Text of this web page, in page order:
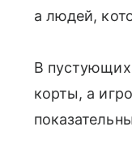
а людей,
В пустующих
корты, а